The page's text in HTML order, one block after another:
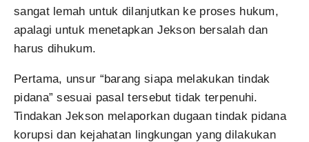
sangat lemah untuk dilanjutkan ke proses hukum,
apalagi untuk menetapkan Jekson bersalah dan
harus dihukum.
Pertama, unsur “barang siapa melakukan tindak
pidana” sesuai pasal tersebut tidak terpenuhi.
Tindakan Jekson melaporkan dugaan tindak pidana
korupsi dan kejahatan lingkungan yang dilakukan